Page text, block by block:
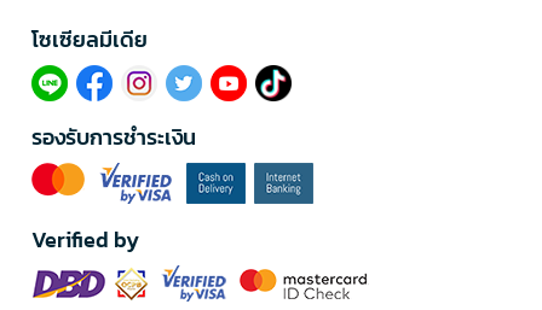
โซเซียลมีเดีย​
รองรับการชำระเงิน
Verified by